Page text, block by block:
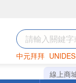
中元拜拜
罐頭 海苔
線上商